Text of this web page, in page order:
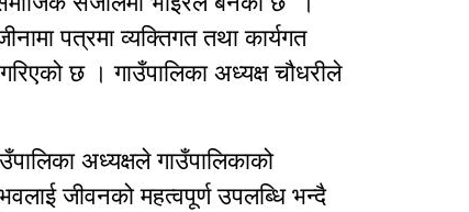
पत्रमा व्यक्तिगत तथा कार्यगत
छ । गाउँपालिका अध्यक्ष चौधरीले
अध्यक्षले गाउँपालिकाको
जीवनको महत्वपूर्ण उपलब्धि भन्दै